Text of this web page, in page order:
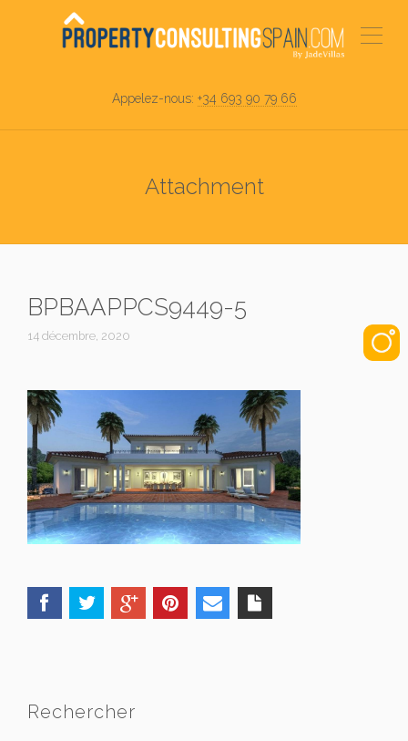
Appelez-nous: +34 693 90 79 66
Attachment
BPBAAPPCS9449-5
14 décembre, 2020
Rechercher